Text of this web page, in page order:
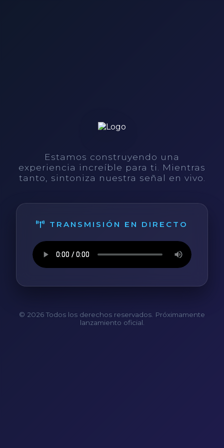
Estamos construyendo una
experiencia increíble para ti. Mientras
tanto, sintoniza nuestra señal en vivo.
TRANSMISIÓN EN DIRECTO
© 2026 Todos los derechos reservados. Próximamente
lanzamiento oficial.